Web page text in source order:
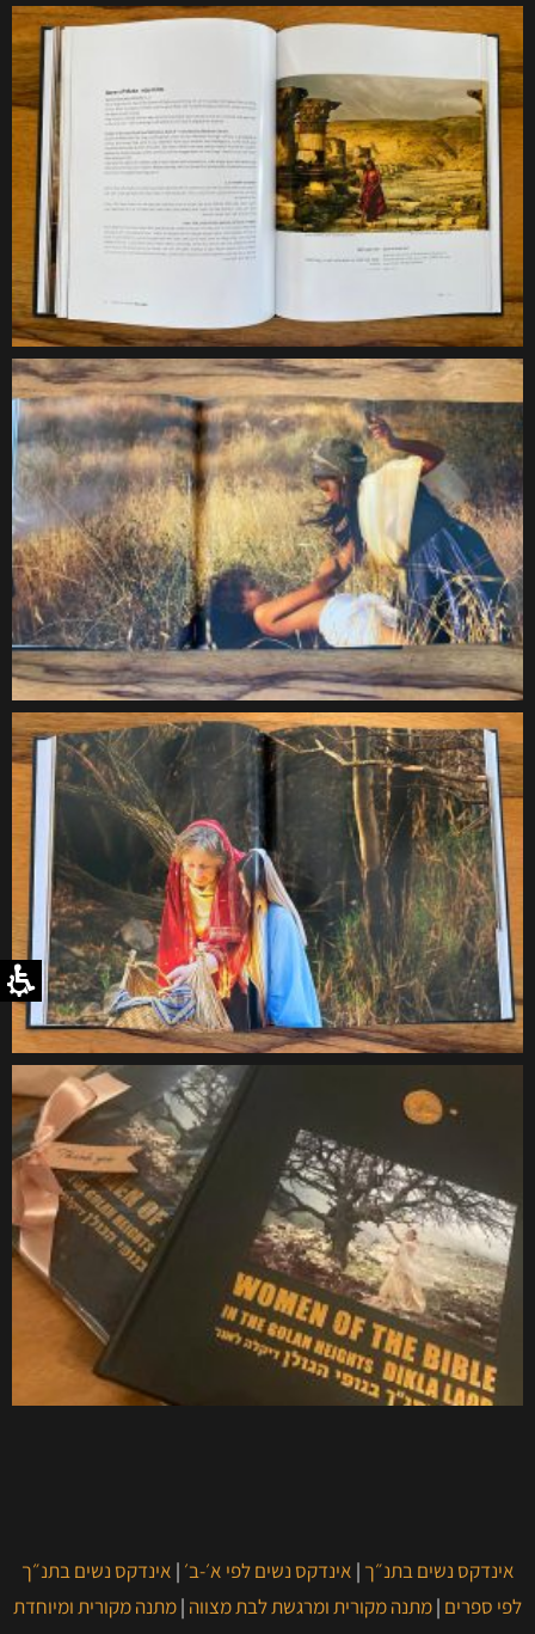
אינדקס נשים בתנ״ך | אינדקס נשים לפי א׳-ב׳ | אינדקס נשים בתנ״ך
לפי ספרים |מתנה מקורית ומרגשת לבת מצווה |מתנה מקורית ומיוחדת